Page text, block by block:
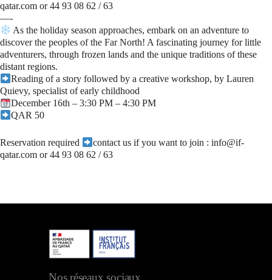
qatar.com or 44 93 08 62 / 63
—-
As the holiday season approaches, embark on an adventure to
discover the peoples of the Far North! A fascinating journey for little
adventurers, through frozen lands and the unique traditions of these
distant regions.
Reading of a story followed by a creative workshop, by Lauren
Quievy, specialist of early childhood
December 16th – 3:30 PM – 4:30 PM
QAR 50
Reservation required
contact us if you want to join : info@if-
qatar.com or 44 93 08 62 / 63
Nos réseaux sociaux